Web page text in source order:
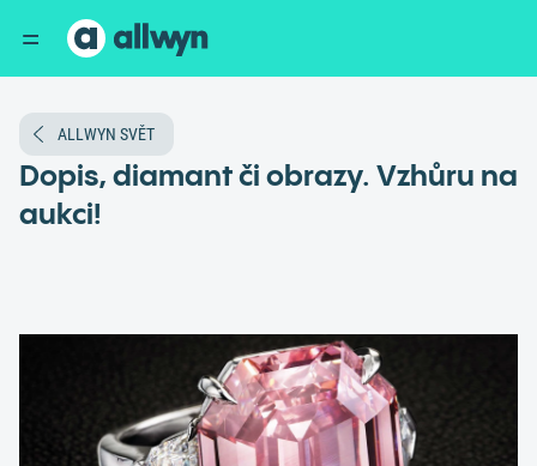
ALLWYN SVĚT
Dopis, diamant či obrazy. Vzhůru na
aukci!